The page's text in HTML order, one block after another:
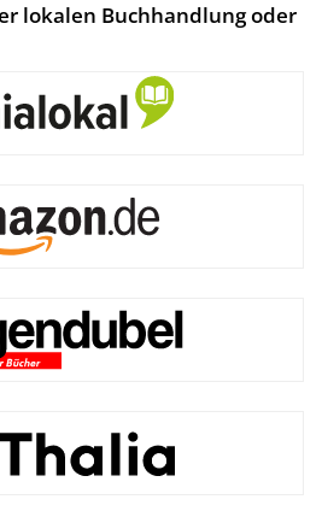
lokalen Buchhandlung oder